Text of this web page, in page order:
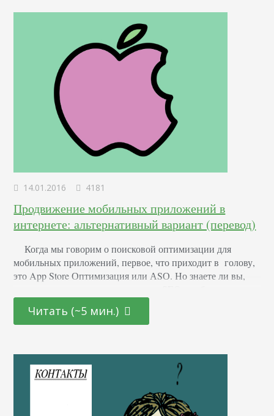
14.01.2016 4181
Продвижение мобильных приложений в
интернете: альтернативный вариант (перевод)
Когда мы говорим о поисковой оптимизации для
мобильных приложений, первое, что приходит в голову,
это App Store Оптимизация или АSО. Но знаете ли вы,
количество загрузок вашего мобильного приложения?
Профайл мобильного приложения не появляется в
появлялось…
Читать (~5 мин.)